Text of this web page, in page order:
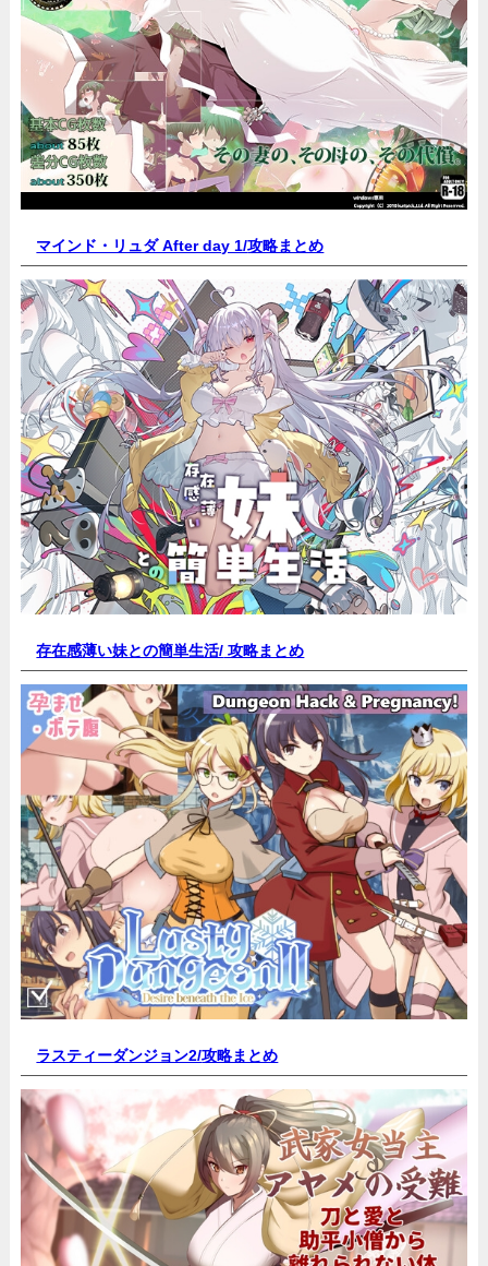
マインド・リュダ After day 1/攻略まとめ
存在感薄い妹との簡単生活/ 攻略まとめ
ラスティーダンジョン2/攻略まとめ